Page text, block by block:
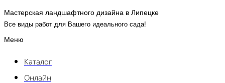
Мастерская ландшафтного дизайна в Липецке
Все виды работ для Вашего идеального сада!
Меню
Каталог
Онлайн